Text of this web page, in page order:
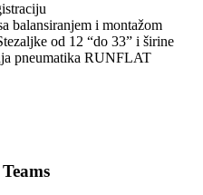
balansiranjem i montažom
od 12 “do 33” i širine
pneumatika RUNFLAT